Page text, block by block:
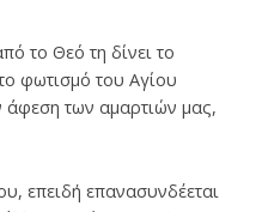
το Θεό τη δίνει το
φωτισμό του Αγίου
άφεση των αμαρτιών μας,
επειδή επανασυνδέεται